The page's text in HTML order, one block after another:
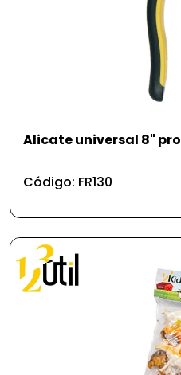
Alicate universal 8" pro
Código: FR130